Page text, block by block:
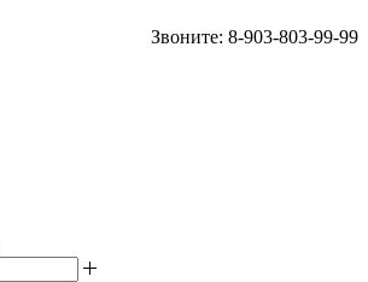
Звоните: 8-903-803-99-99